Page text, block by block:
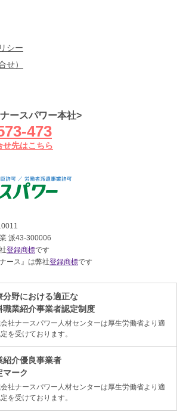
シー
せ）
ースパワー本社>
473
先はこちら
派43-300006
登録商標です
ース』は弊社登録商標です
分野における適正な
職業紹介事業者認定制度
社ナースパワー人材センターは厚生労働省より適
を受けております。
紹介優良事業者
マーク
社ナースパワー人材センターは厚生労働省より適
を受けております。